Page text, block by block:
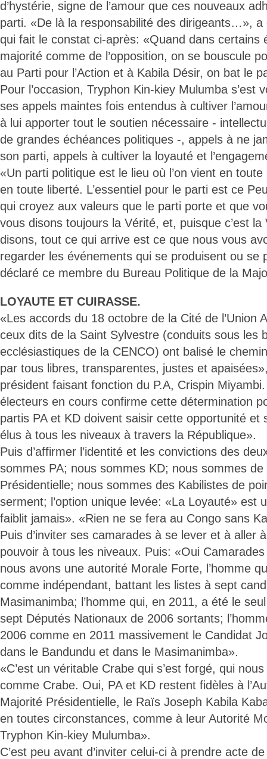
d’hystérie, signe de l’amour que ces nouveaux
parti. «De là la responsabilité des dirigeants…», a
qui fait le constat ci-après: «Quand dans certains
majorité comme de l’opposition, on se bouscule
au Parti pour l’Action et à Kabila Désir, on bat le
Pour l’occasion, Tryphon Kin-kiey Mulumba s’est
ses appels maintes fois entendus à cultiver
à lui apporter tout le soutien nécessaire -
de grandes échéances politiques -, appels à ne
son parti, appels à cultiver la loyauté et
«Un parti politique est le lieu où l’on vient en toute
en toute liberté. L’essentiel pour le parti est ce
qui croyez aux valeurs que le parti porte et que
vous disons toujours la Vérité, et, puisque c’est
disons, tout ce qui arrive est ce que nous vous
regarder les événements qui se produisent ou se
déclaré ce membre du Bureau Politique de la
LOYAUTE ET CUIRASSE.
«Les accords du 18 octobre de la Cité de l’Union
ceux dits de la Saint Sylvestre (conduits sous les
ecclésiastiques de la CENCO) ont balisé le
par tous libres, transparentes, justes et
président faisant fonction du P.A, Crispin Miyambi.
électeurs en cours confirme cette détermination
partis PA et KD doivent saisir cette opportunité et
élus à tous les niveaux à travers la République».
Puis d’affirmer l’identité et les convictions des
sommes PA; nous sommes KD; nous sommes de
Présidentielle; nous sommes des Kabilistes de
serment; l’option unique levée: «La Loyauté» est
faiblit jamais». «Rien ne se fera au Congo sans
Puis d’inviter ses camarades à se lever et à aller
pouvoir à tous les niveaux. Puis: «Oui
nous avons une autorité Morale Forte, l’homme
comme indépendant, battant les listes à sept
Masimanimba; l’homme qui, en 2011, a été le
sept Députés Nationaux de 2006 sortants;
2006 comme en 2011 massivement le Candidat
dans le Bandundu et dans le Masimanimba».
«C’est un véritable Crabe qui s’est forgé, qui
comme Crabe. Oui, PA et KD restent fidèles à
Majorité Présidentielle, le Raïs Joseph Kabila
en toutes circonstances, comme à leur Autorité
Tryphon Kin-kiey Mulumba».
C’est peu avant d’inviter celui-ci à prendre acte